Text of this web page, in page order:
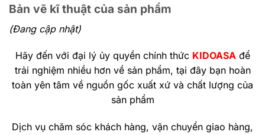
Bản vẽ kĩ thuật của sản phẩm
(Đang cập nhật)
Hãy đến với đại lý ủy quyền chính thức KIDOASA để
trải nghiệm nhiều hơn về sản phẩm, tại đây bạn hoàn
toàn yên tâm về nguồn gốc xuất xứ và chất lượng của
sản phẩm
Dịch vụ chăm sóc khách hàng, vận chuyển giao hàng,